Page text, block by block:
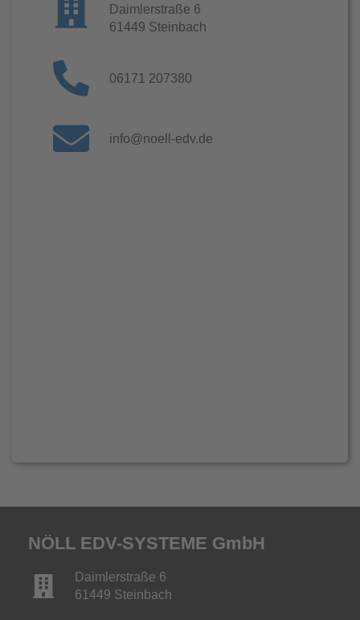
Daimlerstraße 6
61449 Steinbach
06171 207380
info@noell-edv.de
NÖLL EDV-SYSTEME GmbH
Daimlerstraße 6
61449 Steinbach